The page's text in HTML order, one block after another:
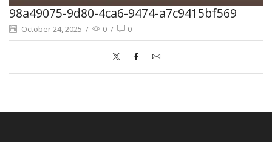
98a49075-9d80-4ca6-9474-a7c9415bf569
October 24, 2025 / 0 / 0